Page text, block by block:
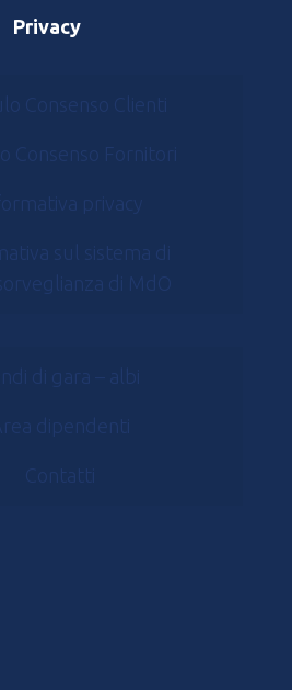
Privacy
Consenso Clienti
Consenso Fornitori
privacy
sul sistema di
di MdO
di gara – albi
dipendenti
Contatti